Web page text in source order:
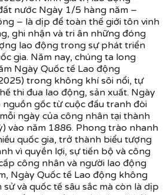
nước Ngày 1/5 hàng năm –
– là dịp để toàn thế giới tôn vinh
ghi nhận và tri ân những đóng
lao động trong sự phát triển
gia. Năm nay, chúng ta long
Ngày Quốc tế Lao động
trong không khí sôi nổi, tự
thi đua lao động, sản xuất. Ngày
gốc từ cuộc đấu tranh đòi
ngày của công nhân tại thành
vào năm 1886. Phong trào nhanh
quốc gia, trở thành biểu tượng
vì quyền lợi, sự tiến bộ và công
công nhân và người lao động
Ngày Quốc tế Lao động không
và quốc tế sâu sắc mà còn là dịp